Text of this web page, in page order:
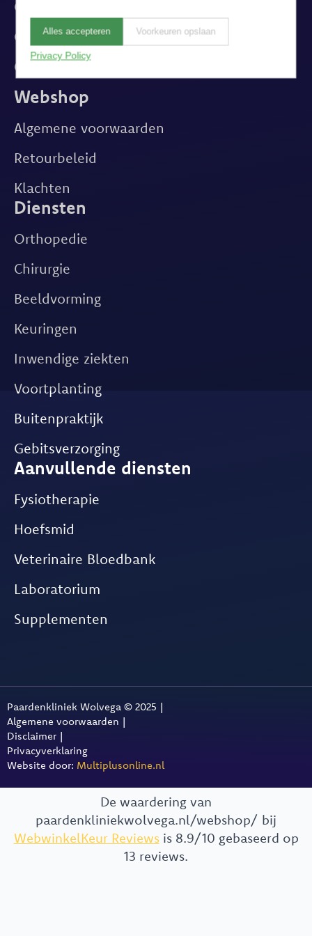
Over ons
Ons team
Contact
Webshop
Algemene voorwaarden
Retourbeleid
Klachten
Diensten
Orthopedie
Chirurgie
Beeldvorming
Keuringen
Inwendige ziekten
Voortplanting
Buitenpraktijk
Gebitsverzorging
Aanvullende diensten
Fysiotherapie
Hoefsmid
Veterinaire Bloedbank
Laboratorium
Supplementen
Paardenkliniek Wolvega © 2025 |
Algemene voorwaarden |
Disclaimer |
Privacyverklaring
Website door: Multiplusonline.nl
De waardering van
paardenkliniekwolvega.nl/webshop/ bij
WebwinkelKeur Reviewsis 8.9/10 gebaseerd op
13 reviews.
Alles accepteren Voorkeuren opslaan
Privacy Policy